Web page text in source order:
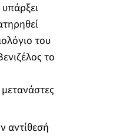
του
το
αντίθεσή